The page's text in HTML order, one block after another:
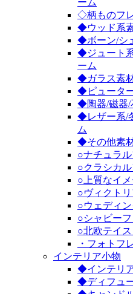
ーム
◇柄ものフ
◆ウッド系
◆ボーン/シ
◆ジュート
ーム
◆ガラス素
◆ピュータ
◆陶器/磁器/
◆レザー系/
ム
◆その他素
○ナチュラ
○クラシカ
○上質なイ
○ヴィクト
○ウェディ
○シャビー
○北欧テイ
・フォトフ
インテリア小物
◆インテリ
◆ディフュ